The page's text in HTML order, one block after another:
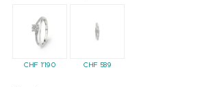
CHF 1'190 CHF 589